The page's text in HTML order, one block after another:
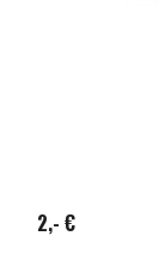
2,- €